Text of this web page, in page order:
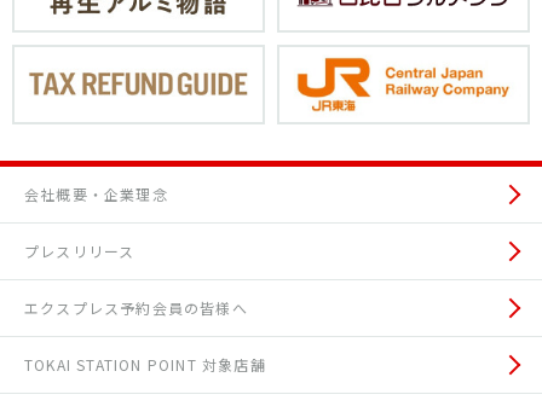
会社概要・企業理念
プレスリリース
エクスプレス予約会員の皆様へ
TOKAI STATION POINT 対象店舗